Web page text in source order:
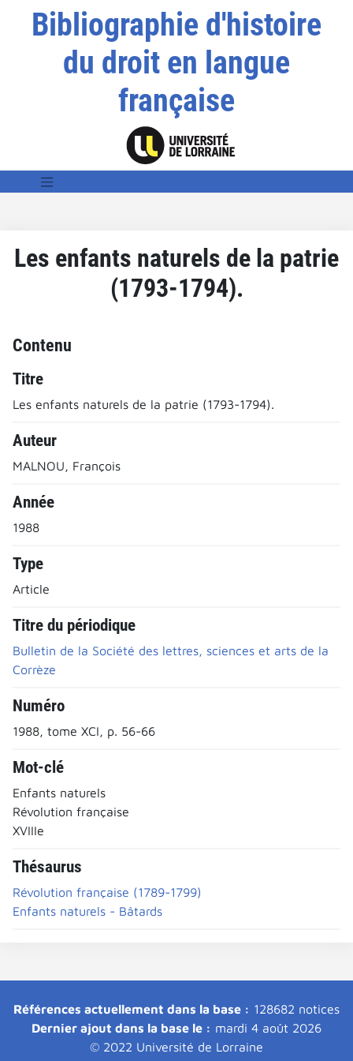
Bibliographie d'histoire
du droit en langue
française
Les enfants naturels de la patrie
(1793-1794).
Contenu
Titre
Les enfants naturels de la patrie (1793-1794).
Auteur
MALNOU, François
Année
1988
Type
Article
Titre du périodique
Bulletin de la Société des lettres, sciences et arts de la
Corrèze
Numéro
1988, tome XCI, p. 56-66
Mot-clé
Enfants naturels
Révolution française
XVIIIe
Thésaurus
Révolution française (1789-1799)
Enfants naturels - Bâtards
Références actuellement dans la base : 128682 notices
Dernier ajout dans la base le : mardi 4 août 2026
© 2022 Université de Lorraine